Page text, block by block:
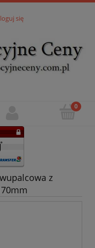
się
z